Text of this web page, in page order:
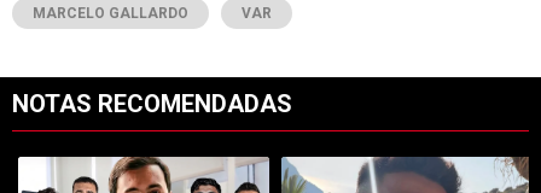
MARCELO GALLARDO VAR
NOTAS RECOMENDADAS
Un artículo de tendencia con el título "Uno por uno, los millones
Un artículo de tendencia con el